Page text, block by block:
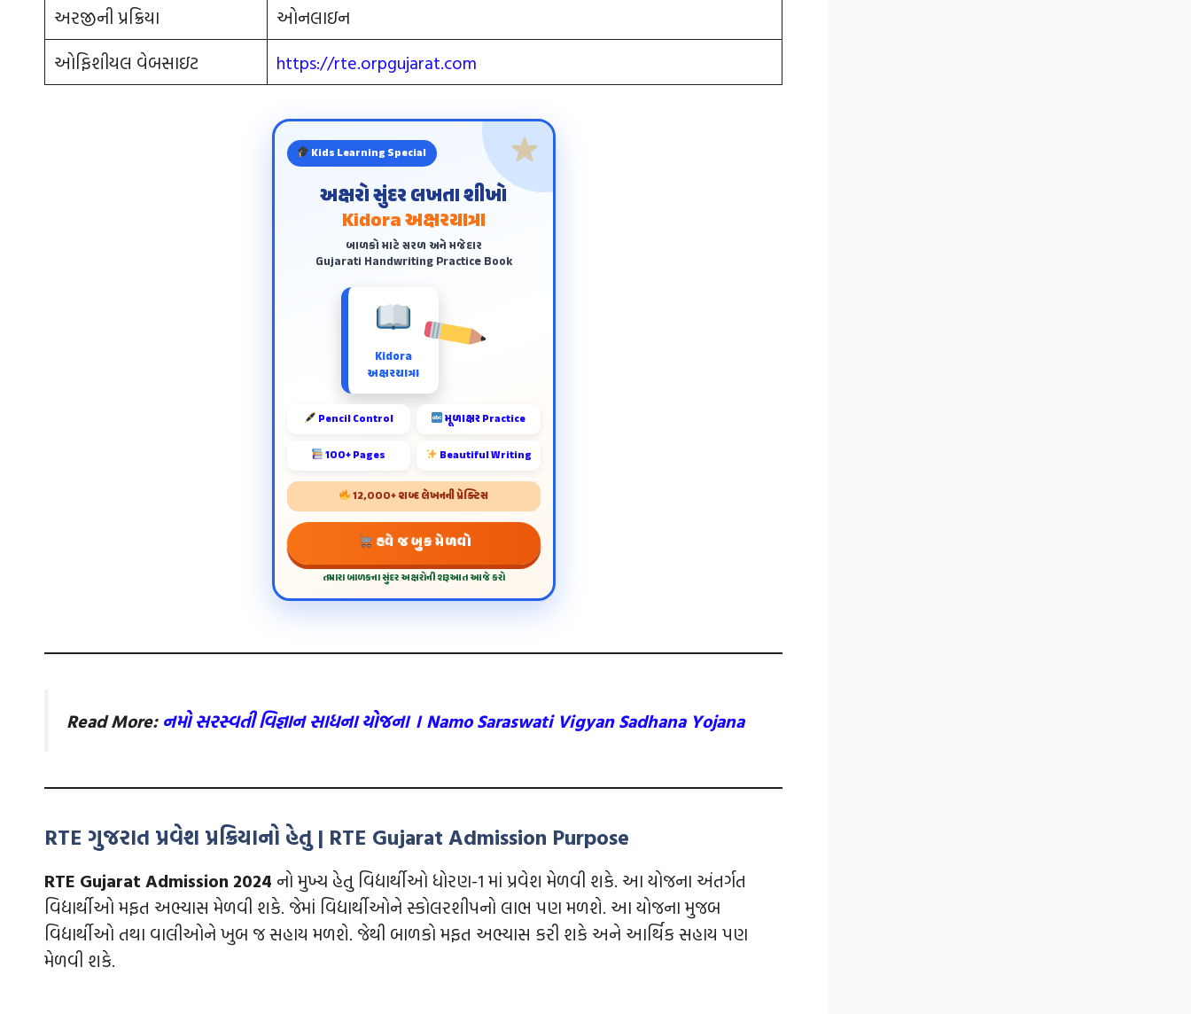
અરજીની પ્રક્રિયા
ઓનલાઇન
ઓફિશીયલ વેબસાઇટ
https://rte.orpgujarat.com
Kids Learning Special
અક્ષરો સુંદર લખતા શીખો
Kidora અક્ષરયાત્રા
બાળકો માટે સરળ અને મજેદાર
Gujarati Handwriting Practice Book
Kidora
અક્ષરયાત્રા
Pencil Control મૂળાક્ષર Practice
100+ Pages Beautiful Writing
12,000+ શબ્દ લેખનની પ્રેક્ટિસ
હવે જ બુક મેળવો
તમારા બાળકના સુંદર અક્ષરોની શરૂઆત આજે કરો
Read More: નમો સરસ્વતી વિજ્ઞાન સાધના યોજના । Namo Saraswati Vigyan Sadhana Yojana
RTE ગુજરાત પ્રવેશ પ્રક્રિયાનો હેતુ | RTE Gujarat Admission Purpose
RTE Gujarat Admission 2024 નો મુખ્ય હેતુ વિદ્યાર્થીઓ ધોરણ-1 માં પ્રવેશ મેળવી શકે. આ યોજના અંતર્ગત
વિદ્યાર્થીઓ મફત અભ્યાસ મેળવી શકે. જેમાં વિદ્યાર્થીઓને સ્કોલરશીપનો લાભ પણ મળશે. આ યોજના મુજબ
વિદ્યાર્થીઓ તથા વાલીઓને ખુબ જ સહાય મળશે. જેથી બાળકો મફત અભ્યાસ કરી શકે અને આર્થિક સહાય પણ
મેળવી શકે.